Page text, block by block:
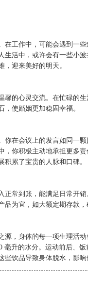
工作中，可能会遇到一
活中，或许会有一些小
迎来美好的明天。
的心灵交流。在忙碌的
使婚姻更加稳固幸福。
在会议上的发言如同一
，你积极主动地承担更多
累了宝贵的人脉和口碑。
常到账，能满足日常开
为宜，如大额定期存款，
，身体的每一项生理活
毫升的水分。运动前后、
饮品导致身体脱水，影响